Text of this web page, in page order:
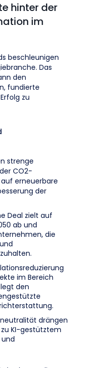
hinter der
im
beschleunigen
Das
den
fundierte
zu
strenge
CO2-
erneuerbare
der
Deal zielt auf
ab und
die
im Bereich
den
drängen
KI-gestütztem